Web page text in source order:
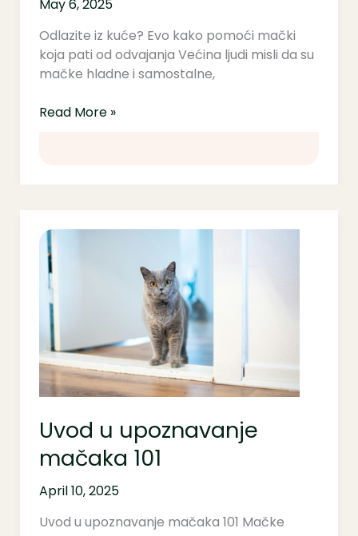
May 6, 2025
Odlazite iz kuće? Evo kako pomoći mački
koja pati od odvajanja Većina ljudi misli da su
mačke hladne i samostalne,
Read More »
Uvod u upoznavanje
mačaka 101
April 10, 2025
Uvod u upoznavanje mačaka 101 Mačke
Uvod
upoznavanje
mačaka
101